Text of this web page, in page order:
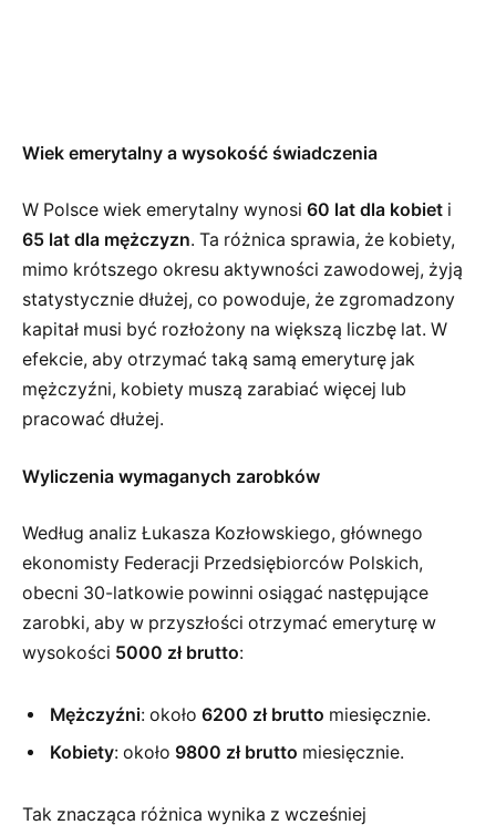
Wiek emerytalny a wysokość świadczenia
W Polsce wiek emerytalny wynosi 60 lat dla kobiet i
65 lat dla mężczyzn. Ta różnica sprawia, że kobiety,
mimo krótszego okresu aktywności zawodowej, żyją
statystycznie dłużej, co powoduje, że zgromadzony
kapitał musi być rozłożony na większą liczbę lat. W
efekcie, aby otrzymać taką samą emeryturę jak
mężczyźni, kobiety muszą zarabiać więcej lub
pracować dłużej.
Wyliczenia wymaganych zarobków
Według analiz Łukasza Kozłowskiego, głównego
ekonomisty Federacji Przedsiębiorców Polskich,
obecni 30-latkowie powinni osiągać następujące
zarobki, aby w przyszłości otrzymać emeryturę w
wysokości 5000 zł brutto:
Mężczyźni: około 6200 zł brutto miesięcznie.
Kobiety: około 9800 zł brutto miesięcznie.
Tak znacząca różnica wynika z wcześniej